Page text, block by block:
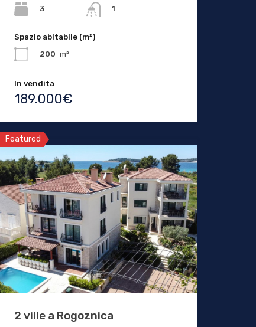
3 1
Spazio abitabile (m²)
200 m²
In vendita
189.000€
Featured
2 ville a Rogoznica